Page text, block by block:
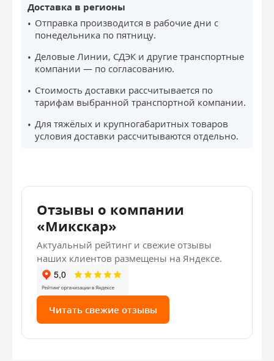
Доставка в регионы
Отправка производится в рабочие дни с
понедельника по пятницу.
Деловые Линии, СДЭК и другие транспортные
компании — по согласованию.
Стоимость доставки рассчитывается по
тарифам выбранной транспортной компании.
Для тяжёлых и крупногабаритных товаров
условия доставки рассчитываются отдельно.
Отзывы о компании
«Микскар»
Актуальный рейтинг и свежие отзывы
наших клиентов размещены на Яндексе.
Читать свежие отзывы